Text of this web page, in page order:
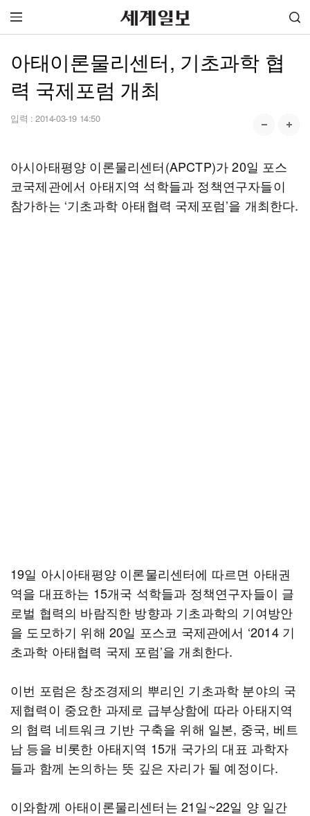
아태이론물리센터, 기초과학 협
력 국제포럼 개최
입력 : 2014-03-19 14:50
아시아태평양 이론물리센터(APCTP)가 20일 포스
코국제관에서 아태지역 석학들과 정책연구자들이
참가하는 ‘기초과학 아태협력 국제포럼’을 개최한다.
19일 아시아태평양 이론물리센터에 따르면 아태권
역을 대표하는 15개국 석학들과 정책연구자들이 글
로벌 협력의 바람직한 방향과 기초과학의 기여방안
을 도모하기 위해 20일 포스코 국제관에서 ‘2014 기
초과학 아태협력 국제 포럼’을 개최한다.
이번 포럼은 창조경제의 뿌리인 기초과학 분야의 국
제협력이 중요한 과제로 급부상함에 따라 아태지역
의 협력 네트워크 기반 구축을 위해 일본, 중국, 베트
남 등을 비롯한 아태지역 15개 국가의 대표 과학자
들과 함께 논의하는 뜻 깊은 자리가 될 예정이다.
이와함께 아태이론물리센터는 21일~22일 양 일간